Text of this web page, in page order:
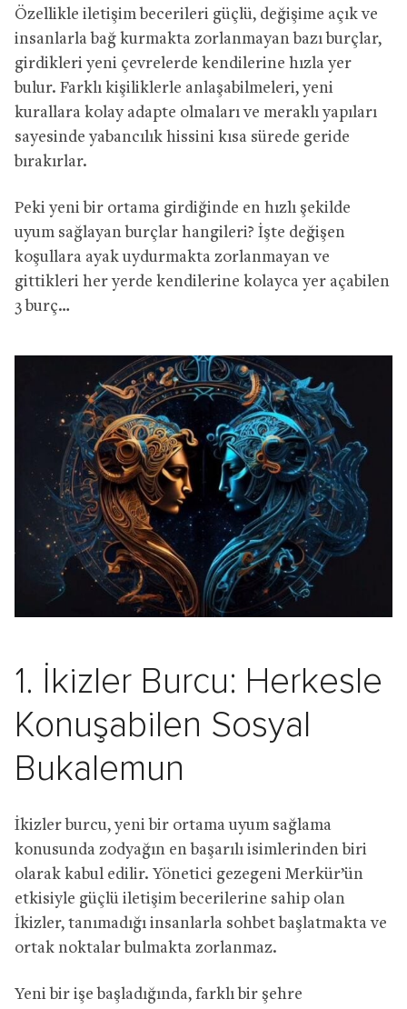
Özellikle iletişim becerileri güçlü, değişime açık ve
insanlarla bağ kurmakta zorlanmayan bazı burçlar,
girdikleri yeni çevrelerde kendilerine hızla yer
bulur. Farklı kişiliklerle anlaşabilmeleri, yeni
kurallara kolay adapte olmaları ve meraklı yapıları
sayesinde yabancılık hissini kısa sürede geride
bırakırlar.
Peki yeni bir ortama girdiğinde en hızlı şekilde
uyum sağlayan burçlar hangileri? İşte değişen
koşullara ayak uydurmakta zorlanmayan ve
gittikleri her yerde kendilerine kolayca yer açabilen
3 burç…
1. İkizler Burcu: Herkesle
Konuşabilen Sosyal
Bukalemun
İkizler burcu, yeni bir ortama uyum sağlama
konusunda zodyağın en başarılı isimlerinden biri
olarak kabul edilir. Yönetici gezegeni Merkür’ün
etkisiyle güçlü iletişim becerilerine sahip olan
İkizler, tanımadığı insanlarla sohbet başlatmakta ve
ortak noktalar bulmakta zorlanmaz.
Yeni bir işe başladığında, farklı bir şehre